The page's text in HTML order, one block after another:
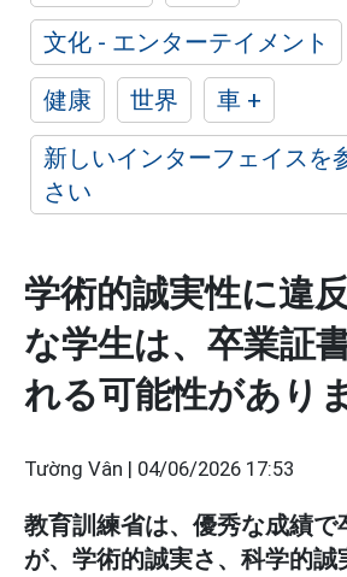
文化 - エンターテイメント
健康
世界
車 +
新しいインターフェイスを
さい
学術的誠実性に違
な学生は、卒業証
れる可能性があり
Tường Vân | 04/06/2026 17:53
教育訓練省は、優秀な成績で
が、学術的誠実さ、科学的誠